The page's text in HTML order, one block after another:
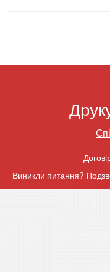
Виникли питання?